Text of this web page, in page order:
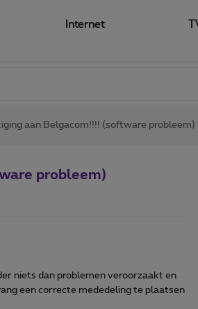
Internet
aan Belgacom!!!! (software probleem)
probleem)
niets dan problemen veroorzaakt en
een correcte mededeling te plaatsen